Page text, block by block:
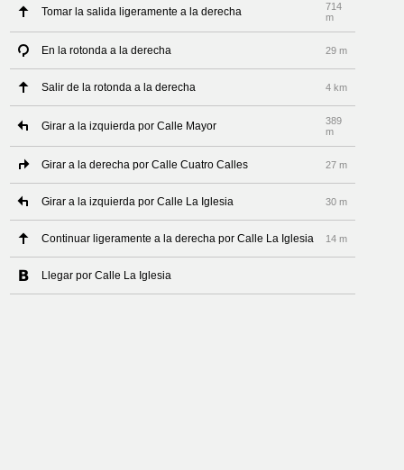
Tomar la salida ligeramente a la derecha
714
m
En la rotonda a la derecha 29 m
Salir de la rotonda a la derecha 4 km
Girar a la izquierda por Calle Mayor
389
m
Girar a la derecha por Calle Cuatro Calles 27 m
Girar a la izquierda por Calle La Iglesia 30 m
Continuar ligeramente a la derecha por Calle La Iglesia 14 m
Llegar por Calle La Iglesia